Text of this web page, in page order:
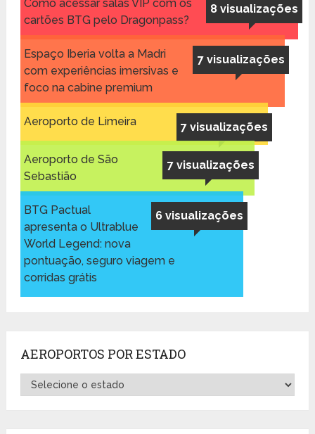
8 visualizações
Como acessar salas VIP com os
cartões BTG pelo Dragonpass?
7 visualizações
Espaço Iberia volta a Madri
com experiências imersivas e
foco na cabine premium
7 visualizações
Aeroporto de Limeira
7 visualizações
Aeroporto de São
Sebastião
6 visualizações
BTG Pactual
apresenta o Ultrablue
World Legend: nova
pontuação, seguro viagem e
corridas grátis
AEROPORTOS POR ESTADO
Aeroportos
por